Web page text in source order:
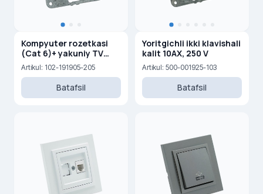
Kompyuter rozetkasi
(Cat 6)+ yakuniy TV
rozetka (0,5 dB) (F)
Artikul: 102-191905-205
Batafsil
Yoritgichli ikki klavishali
kalit 10AX, 250 V
Artikul: 500-001925-103
Batafsil